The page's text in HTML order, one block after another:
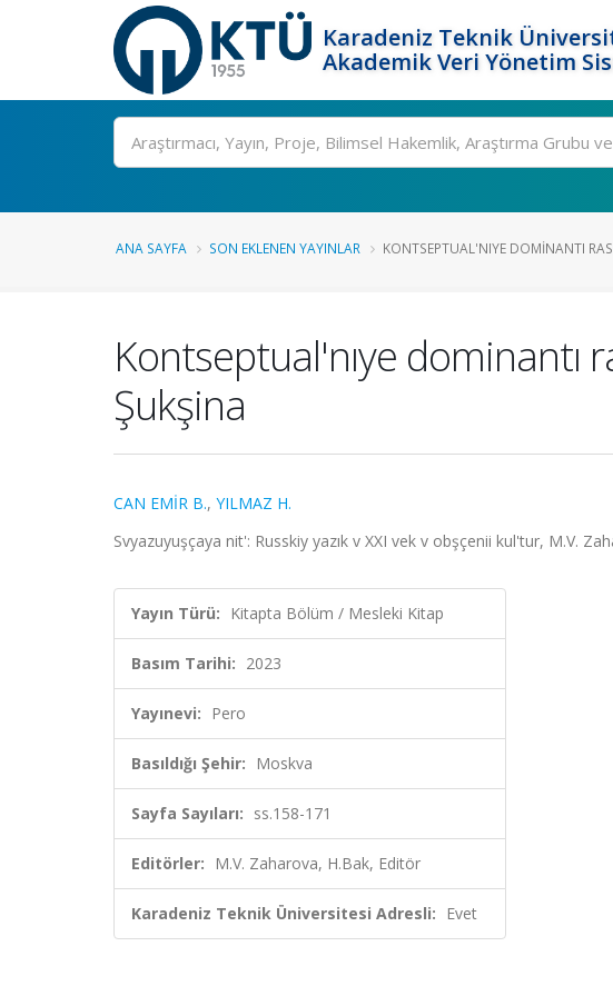
Karadeniz Teknik
Akademik Veri Yönetim
Ara
ANA SAYFA SON EKLENEN YAYINLAR KONTSEPTUAL'NIYE DOMINANTI
Kontseptual'nıye dominantı
Şukşina
CAN EMİR B., YILMAZ H.
Svyazuyuşçaya nit': Russkiy yazık v XXI vek v obşçenii kul'tur, M.V.
Yayın Türü: Kitapta Bölüm / Mesleki Kitap
Basım Tarihi: 2023
Yayınevi: Pero
Basıldığı Şehir: Moskva
Sayfa Sayıları: ss.158-171
Editörler: M.V. Zaharova, H.Bak, Editör
Karadeniz Teknik Üniversitesi Adresli: Evet